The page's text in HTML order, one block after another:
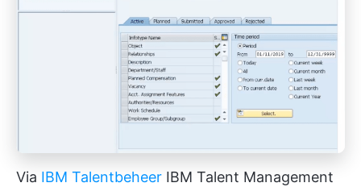
Via IBM Talentbeheer IBM Talent Management